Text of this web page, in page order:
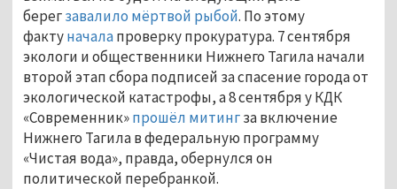
берегзавалило мёртвой рыбой. По этому
фактуначалапроверку прокуратура. 7 сентября
экологи и общественники Нижнего Тагила начали
второй этап сбора подписей за спасение города от
экологической катастрофы, а 8 сентября у КДК
«Современник»прошёл митингза включение
Нижнего Тагила в федеральную программу
«Чистая вода», правда, обернулся он
политической перебранкой.